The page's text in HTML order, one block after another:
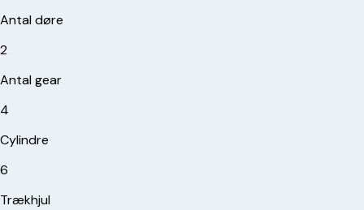
Antal døre
2
Antal gear
4
Cylindre
6
Trækhjul